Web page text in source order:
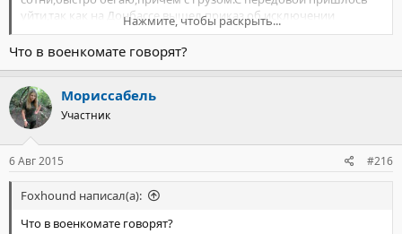
уйти,так как на Донбассе вышел приказ об исключении
несовершеннолетних из войск ДНР,я не стала подставлять
комбата,хоть и предлогали остаться неочень законным
способом и ушла.Но через 3 месяца мне 18 и я уже официально
по контракту или в военное училище?(С родом войск еще не
до конца определилась).И еще такая проблема:я не
штабная,бумаги,работа на штабе для меня каторга,после года
на боевых,постоянно на штабе сидеть не смогу.Могут ли меня
взять на боевую специальность с перспективой участия в
уступала никогда,выносливость тоже на высоте.Подскажите
Нажмите, чтобы раскрыть...
Что в военкомате говорят?
Мориссабель
Участник
6 Авг 2015 #216
Foxhound написал(а):
Что в военкомате говорят?